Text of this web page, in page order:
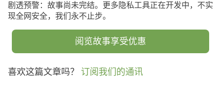
剧透预警：故事尚未完结。更多隐私工具正在开发中，不实
现全网安全，我们永不止步。
阅览故事享受优惠
喜欢这篇文章吗？ 订阅我们的通讯